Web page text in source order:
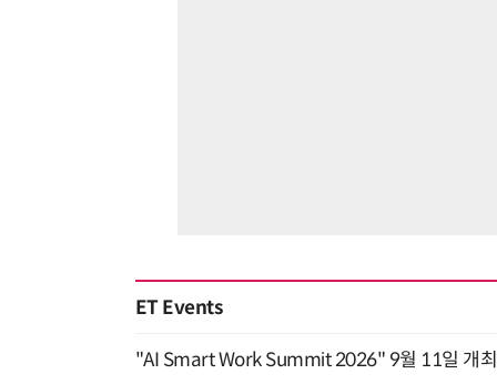
ET Events
"AI Smart Work Summit 2026" 9월 11일 개최